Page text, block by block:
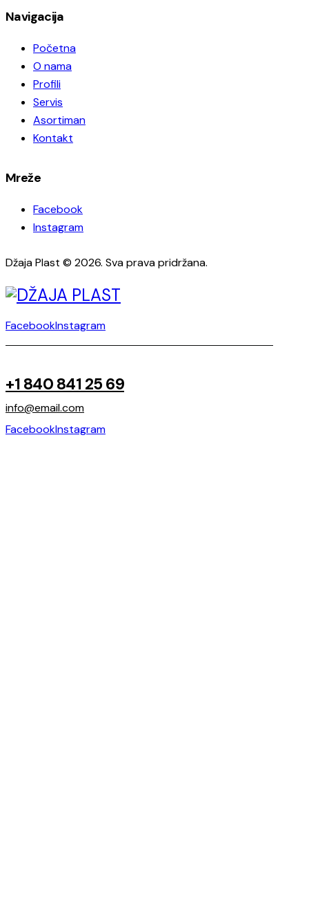
Navigacija
Početna
O nama
Profili
Servis
Asortiman
Kontakt
Mreže
Facebook
Instagram
Džaja Plast © 2026. Sva prava pridržana.
FacebookInstagram
+1 840 841 25 69
info@email.com
FacebookInstagram